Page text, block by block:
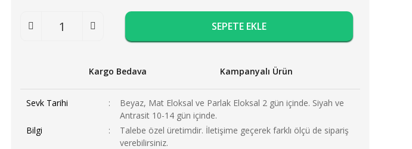
SEPETE EKLE
Kargo Bedava Kampanyalı Ürün
Sevk Tarihi
Beyaz, Mat Eloksal ve Parlak Eloksal 2 gün içinde. Siyah ve
Antrasit 10-14 gün içinde.
Bilgi
Talebe özel üretimdir. İletişime geçerek farklı ölçü de sipariş
verebilirsiniz.